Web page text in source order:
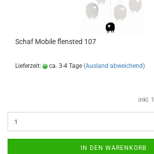
Schaf Mobile flensted 107
Lieferzeit: ca. 3-4 Tage (Ausland abweichend)
inkl.
IN DEN WARENKORB